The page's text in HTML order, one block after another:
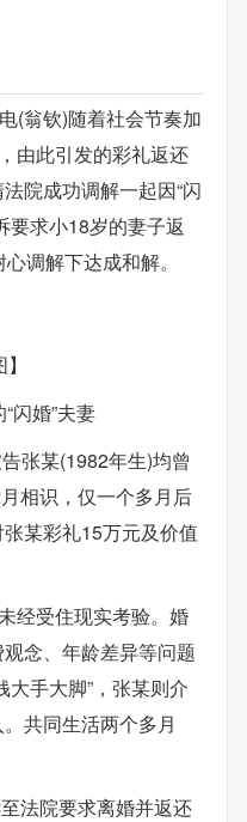
(翁钦)随着社会节奏加
由此引发的彩礼返还
院成功调解一起因“闪
要求小18岁的妻子返
调解下达成和解。
闪婚”夫妻
张某(1982年生)均曾
相识，仅一个多月后
某彩礼15万元及价值
经受住现实考验。婚
念、年龄差异等问题
大手大脚”，张某则介
共同生活两个多月
法院要求离婚并返还